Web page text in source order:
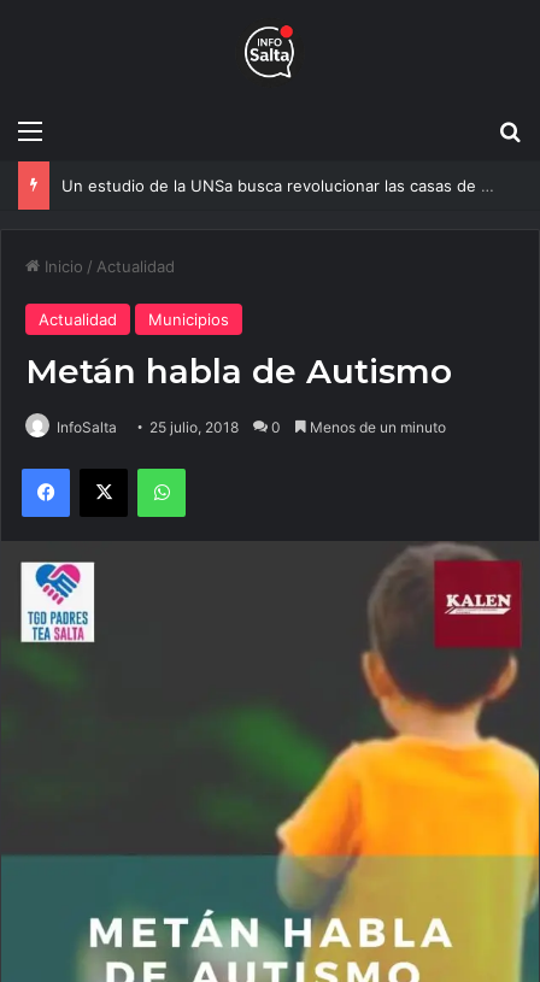
Menú
Un estudio de la UNSa busca revolucionar las casas de adobe y hacerlas más seguras
Inicio / Actualidad
Actualidad Municipios
Metán habla de Autismo
InfoSalta 25 julio, 2018 0 Menos de un minuto
Facebook
X WhatsApp